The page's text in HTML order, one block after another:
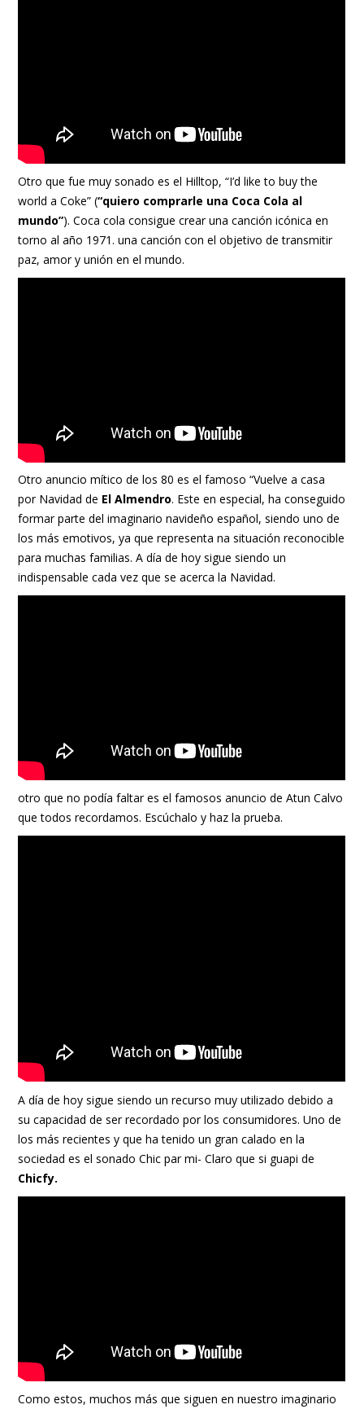
Otro que fue muy sonado es el Hilltop, “I’d like to buy the
world a Coke” (“quiero comprarle una Coca Cola al
mundo”). Coca cola consigue crear una canción icónica en
torno al año 1971. una canción con el objetivo de transmitir
paz, amor y unión en el mundo.
Otro anuncio mítico de los 80 es el famoso “Vuelve a casa
por Navidad de El Almendro. Este en especial, ha conseguido
formar parte del imaginario navideño español, siendo uno de
los más emotivos, ya que representa na situación reconocible
para muchas familias. A día de hoy sigue siendo un
indispensable cada vez que se acerca la Navidad.
otro que no podía faltar es el famosos anuncio de Atun Calvo
que todos recordamos. Escúchalo y haz la prueba.
A día de hoy sigue siendo un recurso muy utilizado debido a
su capacidad de ser recordado por los consumidores. Uno de
los más recientes y que ha tenido un gran calado en la
sociedad es el sonado Chic par mi- Claro que si guapi de
Chicfy.
Como estos, muchos más que siguen en nuestro imaginario